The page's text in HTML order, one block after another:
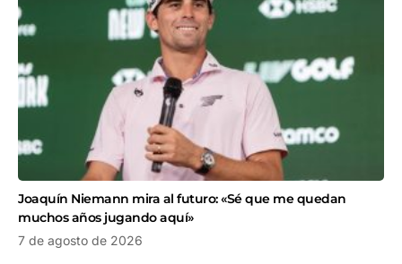
Joaquín Niemann mira al futuro: «Sé que me quedan
muchos años jugando aquí»
7 de agosto de 2026